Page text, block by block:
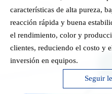
características de alta pureza,
reacción rápida y buena
el rendimiento, color y
clientes, reduciendo el costo y
inversión en equipos.
Seguir